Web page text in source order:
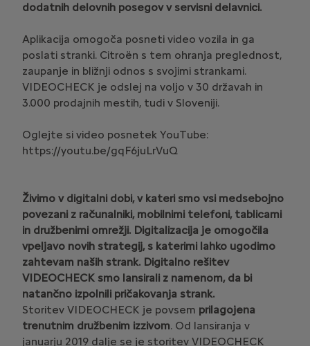
dodatnih delovnih posegov v servisni delavnici.
Aplikacija omogoča posneti video vozila in ga
poslati stranki. Citroën s tem ohranja preglednost,
zaupanje in bližnji odnos s svojimi strankami.
VIDEOCHECK je odslej na voljo v 30 državah in
3.000 prodajnih mestih, tudi v Sloveniji.
Oglejte si video posnetek YouTube:
https://youtu.be/gqF6juLrVuQ
Živimo v digitalni dobi, v kateri smo vsi medsebojno
povezani z računalniki, mobilnimi telefoni, tablicami
in družbenimi omrežji. Digitalizacija je omogočila
vpeljavo novih strategij, s katerimi lahko ugodimo
zahtevam naših strank. Digitalno rešitev
VIDEOCHECK smo lansirali z namenom, da bi
natančno izpolnili pričakovanja strank.
Storitev VIDEOCHECK je povsem prilagojena
trenutnim družbenim izzivom. Od lansiranja v
januarju 2019 dalje se je storitev VIDEOCHECK